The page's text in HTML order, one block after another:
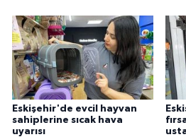
Eskişehir'de evcil hayvan
sahiplerine sıcak hava
uyarısı